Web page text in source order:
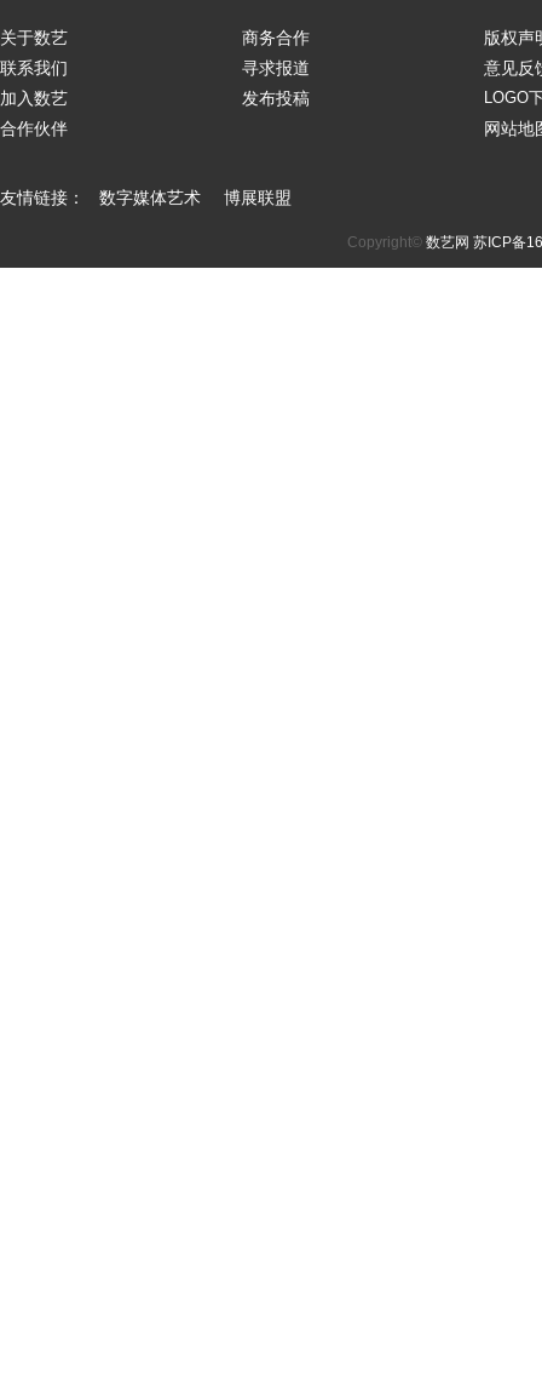
关于数艺
联系我们
加入数艺
合作伙伴
商务合作
寻求报道
发布投稿
版权声
意见反
LOGO
网站地
友情链接： 数字媒体艺术 博展联盟
Copyright© 数艺网 苏ICP备